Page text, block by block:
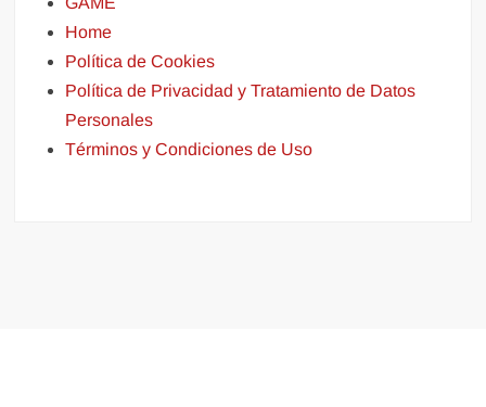
Home
Política de Cookies
Política de Privacidad y Tratamiento de Datos
Personales
Términos y Condiciones de Uso